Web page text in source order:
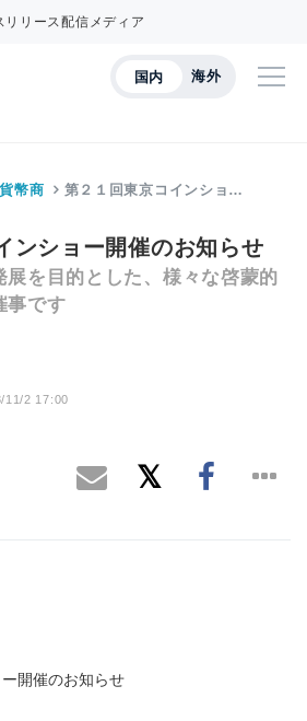
リース配信メディア
国内 海外
貨幣商 第２１回東京コインショ…
ンショー開催のお知らせ
を目的とした、様々な啓蒙的
事です
11/2 17:00
開催のお知らせ